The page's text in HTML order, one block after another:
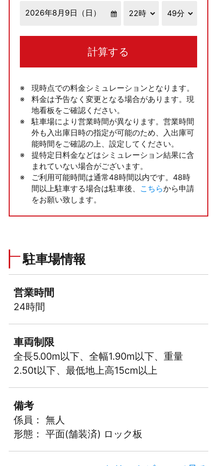
計算する
現時点での料金シミュレーションとなります。
料金は予告なく変更となる場合があります。現
地看板をご確認ください。
駐車場により営業時間が異なります。営業時間
外も入出庫日時の指定が可能のため、入出庫可
能時間をご確認の上、設定してください。
提特定日料金などはシミュレーション結果に含
まれていない場合がございます。
ご利用可能時間は通常48時間以内です。48時
間以上駐車する場合は駐車後、
こちらから申請
をお願い致します。
駐車場情報
営業時間
24時間
車両制限
全長5.00m以下、全幅1.90m以下、重量
2.50t以下、最低地上高15cm以上
備考
係員： 無人
形態： 平面(舗装済) ロック板